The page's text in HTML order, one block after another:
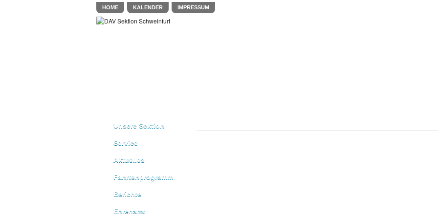
HOME KALENDER IMPRESSUM
Unsere Sektion
Service
Aktuelles
Fahrtenprogramm
Berichte
Ehrenamt